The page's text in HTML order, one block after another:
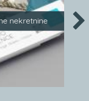
nekretnine